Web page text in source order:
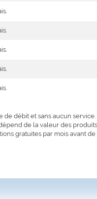
de débit et sans aucun service.
de la valeur des
gratuites par mois avant